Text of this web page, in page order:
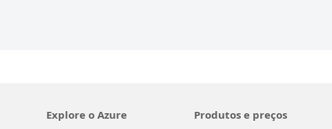
Explore o Azure Produtos e preços